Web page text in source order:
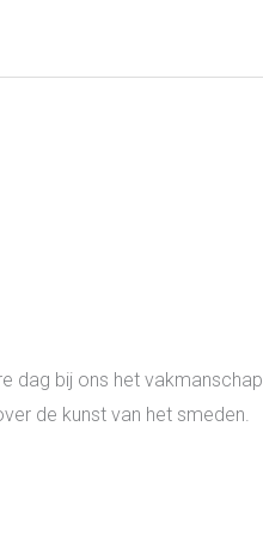
dag bij ons het vakmanschap
de kunst van het smeden.